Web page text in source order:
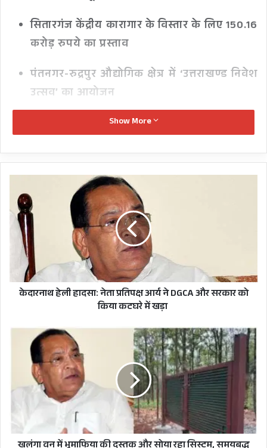
सितारगंज केंद्रीय कारागार के विस्तार के लिए 150.16
करोड़ रुपये का प्रस्ताव
पंतनगर-रुद्रपुर औद्योगिक क्षेत्र में ‘उत्तराखण्ड निवेश
उत्सव’ का आयोजन
New Delhi: उत्तराखंड के मुख्यमंत्री पुष्कर सिंह धामी ने
राज्य के समग्र विकास से जुड़े विभिन्न महत्वपूर्ण विषयों पर
चर्चा की।
मुख्यमंत्री ने साइबर सुरक्षा के क्षेत्र में बढ़ती चुनौतियों के
Show More
हेली
हादसा:
नेता
प्रतिपक्ष
आर्य
DGCA
और
सरकार
कटघरे
केदारनाथ हेली हादसा: नेता प्रतिपक्ष आर्य ने DGCA और सरकार को
किया कटघरे में खड़ा
खलंगा
भूमाफिया
दस्तक
सोया
रहा
सिस्टम,